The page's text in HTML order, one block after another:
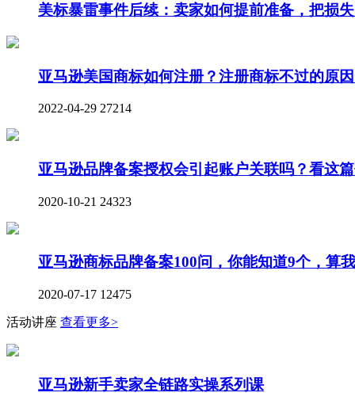
美标暴雷事件后续：卖家如何提前准备，把损
亚马逊美国商标如何注册？注册商标不过的原
2022-04-29 27214
亚马逊品牌备案授权会引起账户关联吗？看这
2020-10-21 24323
亚马逊商标品牌备案100问，你能知道9个，算
2020-07-17 12475
活动讲座 查看更多>
亚马逊新手卖家全链路实操系列课